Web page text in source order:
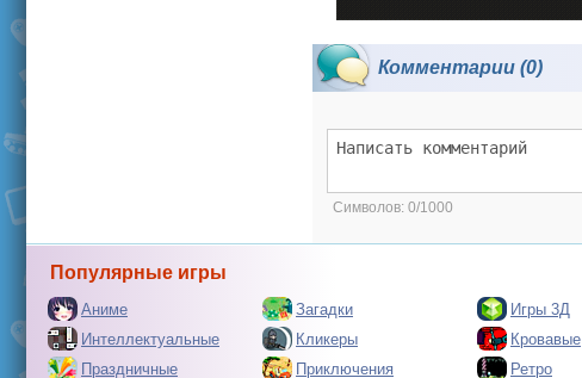
Комментарии (0)
Символов: 0/1000
Популярные игры
Аниме Загадки Игры 3Д
Интеллектуальные
Кликеры Кровавые
Праздничные
Приключения Ретро